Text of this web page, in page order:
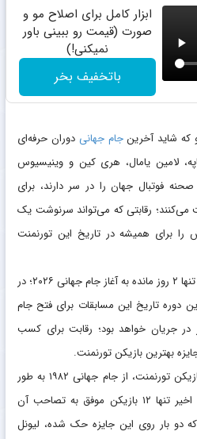
ابزار کامل برای اصلاح مو و
صورت (قیمت رو ببینی باور
نمیکنی!)
باتخفیف بخر
که شاید آخرینجام جهانی دوران حرفه‌ای
لامین یامال، هری کین و وینیسیوس
فوتبال جهان را در سر دارند، برای
رقابتی که می‌تواند سرنوشت یک
را برای همیشه در تاریخ این تورنمنت
تنها ۲ روز مانده به آغاز جام جهانی ۲۰۲۶؛ در
دوره تاریخ این مسابقات برای فتح جام
در جریان خواهد بود؛ رقابت برای کسب
بهترین بازیکن تورنمنت.
جایزه توپ طلا یا همان بهترین بازیکن تورنمنت، از جام جهانی ۱۹۸۲ به طور
رسمی اهدا شد و طی چهار دهه اخیر تنها ۱۲ بازیکن موفق به تصاحب آن
دو بار روی این جایزه حک شده، لیونل